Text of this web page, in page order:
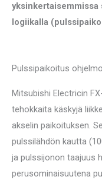
yksinkertaisemmissa
logiikalla
Pulssipaikoitus
Mitsubishi Electricin
tehokkaita käskyjä
akselin paikoituksen.
pulssilähdön kautta
ja pulssijonon taajuus
perusominaisuutena